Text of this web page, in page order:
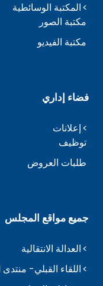
المكتبة الوسائطية
مكتبة الصور
مكتبة الفيديو
فضاء إداري
إعلانات
توظيف
طلبات العروض
جميع مواقع المجلس
العدالة الانتقالية
اللقاء القبلي-